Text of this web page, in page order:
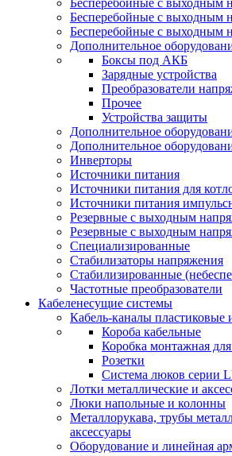
Бесперебойные с выходным
Бесперебойные с выходным
Бесперебойные с выходным
Дополнительное
Боксы под АКБ
Зарядные устройства
Преобразователи
Прочее
Устройства защиты
Дополнительное
Дополнительное
Инверторы
Источники питания
Источники питания для
Источники питания
Резервные с выходным
Резервные с выходным
Специализированные
Стабилизаторы напряжения
Стабилизированные
Частотные преобразователи
Кабеленесущие системы
Кабель-каналы пластиковые
Короба кабельные
Коробка монтажная
Розетки
Система люков серии
Лотки металлические и
Люки напольные и колонны
Металлорукава, трубы
аксессуары
Оборудование и линейная